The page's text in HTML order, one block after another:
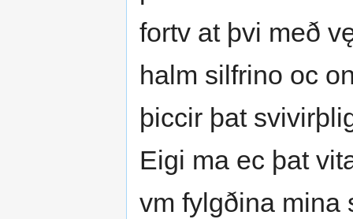
fortv at þvi með
halm silfrino oc
þiccir þat
Eigi ma ec þat
vm fylgðina mina